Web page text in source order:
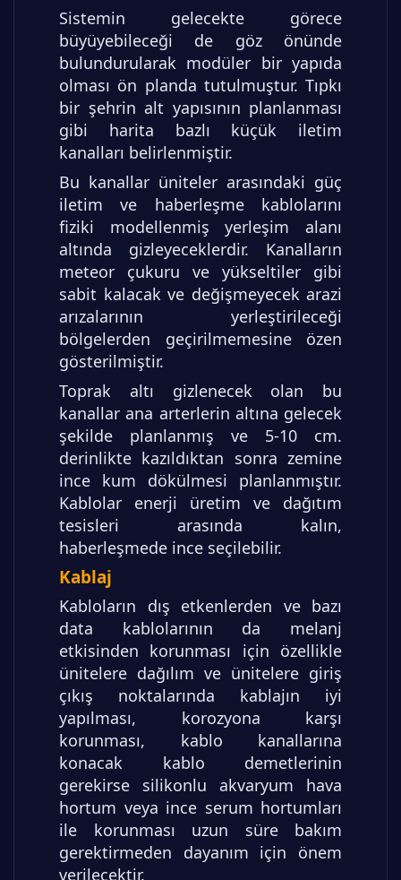
Sistemin gelecekte görece
büyüyebileceği de göz önünde
bulundurularak modüler bir yapıda
olması ön planda tutulmuştur. Tıpkı
bir şehrin alt yapısının planlanması
gibi harita bazlı küçük iletim
kanalları belirlenmiştir.
Bu kanallar üniteler arasındaki güç
iletim ve haberleşme kablolarını
fiziki modellenmiş yerleşim alanı
altında gizleyeceklerdir. Kanalların
meteor çukuru ve yükseltiler gibi
sabit kalacak ve değişmeyecek arazi
arızalarının yerleştirileceği
bölgelerden geçirilmemesine özen
gösterilmiştir.
Toprak altı gizlenecek olan bu
kanallar ana arterlerin altına gelecek
şekilde planlanmış ve 5-10 cm.
derinlikte kazıldıktan sonra zemine
ince kum dökülmesi planlanmıştır.
Kablolar enerji üretim ve dağıtım
tesisleri arasında kalın,
haberleşmede ince seçilebilir.
Kablaj
Kabloların dış etkenlerden ve bazı
data kablolarının da melanj
etkisinden korunması için özellikle
ünitelere dağılım ve ünitelere giriş
çıkış noktalarında kablajın iyi
yapılması, korozyona karşı
korunması, kablo kanallarına
konacak kablo demetlerinin
gerekirse silikonlu akvaryum hava
hortum veya ince serum hortumları
ile korunması uzun süre bakım
gerektirmeden dayanım için önem
verilecektir.